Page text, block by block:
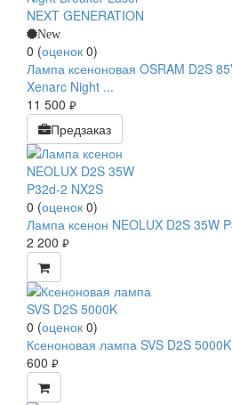
New
0 (оценок 0)
Лампа ксеноновая OSRAM D2S
Xenarc Night ...
11 500 руб.
Предзаказ
0 (оценок 0)
Лампа ксенон NEOLUX D2S 35W
2 200 руб.
0 (оценок 0)
Ксеноновая лампа SVS D2S 5000K
600 руб.